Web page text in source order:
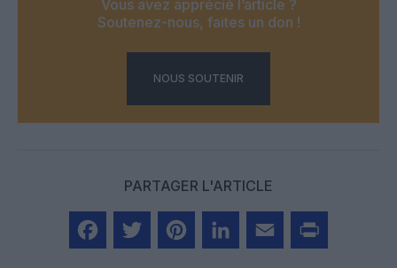
Vous avez apprécié l’article ?
Soutenez-nous, faites un don !
NOUS SOUTENIR
PARTAGER L'ARTICLE